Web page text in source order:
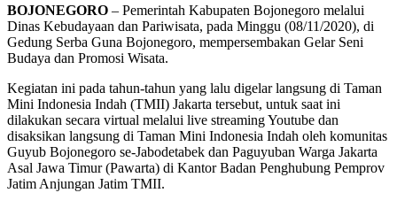
BOJONEGORO – Pemerintah Kabupaten Bojonegoro melalui
Dinas Kebudayaan dan Pariwisata, pada Minggu (08/11/2020), di
Gedung Serba Guna Bojonegoro, mempersembakan Gelar Seni
Budaya dan Promosi Wisata.
Kegiatan ini pada tahun-tahun yang lalu digelar langsung di Taman
Mini Indonesia Indah (TMII) Jakarta tersebut, untuk saat ini
dilakukan secara virtual melalui live streaming Youtube dan
disaksikan langsung di Taman Mini Indonesia Indah oleh komunitas
Guyub Bojonegoro se-Jabodetabek dan Paguyuban Warga Jakarta
Asal Jawa Timur (Pawarta) di Kantor Badan Penghubung Pemprov
Jatim Anjungan Jatim TMII.